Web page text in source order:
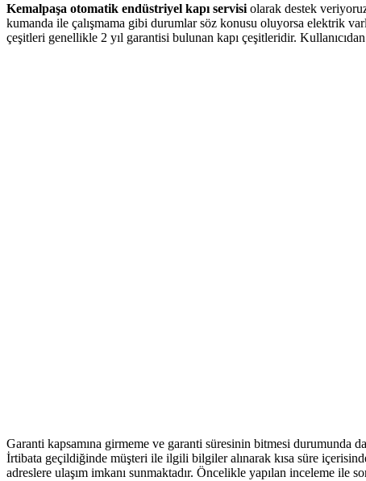
Kemalpaşa otomatik endüstriyel kapı servisi olarak destek
kumanda ile çalışmama gibi durumlar söz konusu oluyorsa elektrik
çeşitleri genellikle 2 yıl garantisi bulunan kapı çeşitleridir.
Garanti kapsamına girmeme ve garanti süresinin bitmesi durumunda
İrtibata geçildiğinde müşteri ile ilgili bilgiler alınarak kısa süre
adreslere ulaşım imkanı sunmaktadır. Öncelikle yapılan inceleme ile